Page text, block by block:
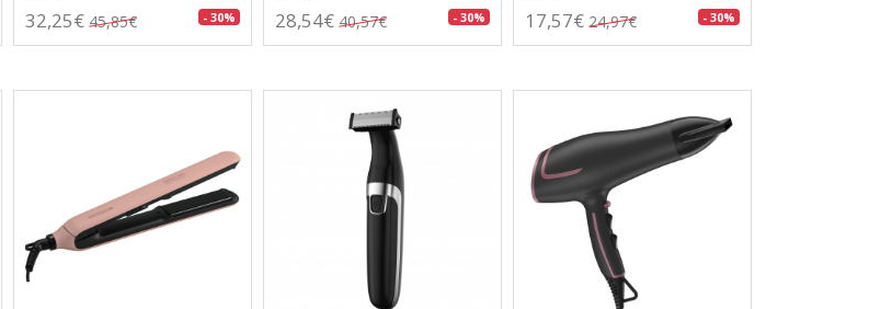
32,25€ 45,85€ - 30% 28,54€ 40,57€ - 30% 17,57€ 24,97€ - 30%